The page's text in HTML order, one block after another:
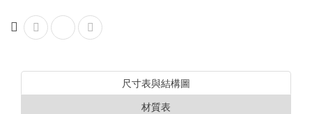
球墨鑄鐵
KYP端吸聯軸離心式泵浦尺寸表與結構圖
材質表